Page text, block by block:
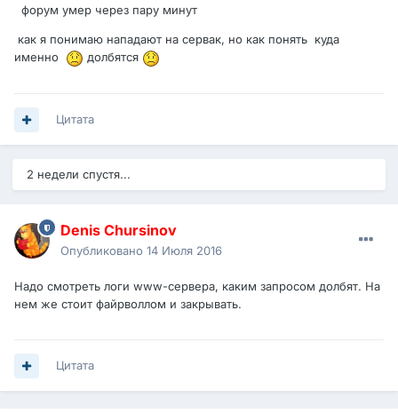
форум умер через пару минут
как я понимаю нападают на сервак, но как понять куда
именно
долбятся
Цитата
2 недели спустя...
Denis Chursinov
Опубликовано 14 Июля 2016
Надо смотреть логи www-сервера, каким запросом долбят. На
нем же стоит файрволлом и закрывать.
Цитата